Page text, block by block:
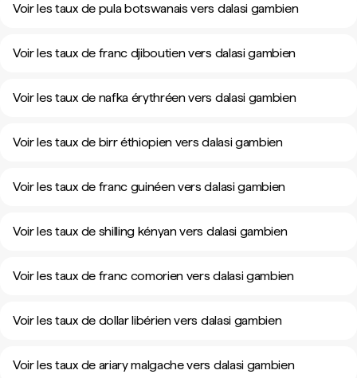
Voir les taux de pula botswanais vers dalasi gambien
Voir les taux de franc djiboutien vers dalasi gambien
Voir les taux de nafka érythréen vers dalasi gambien
Voir les taux de birr éthiopien vers dalasi gambien
Voir les taux de franc guinéen vers dalasi gambien
Voir les taux de shilling kényan vers dalasi gambien
Voir les taux de franc comorien vers dalasi gambien
Voir les taux de dollar libérien vers dalasi gambien
Voir les taux de ariary malgache vers dalasi gambien